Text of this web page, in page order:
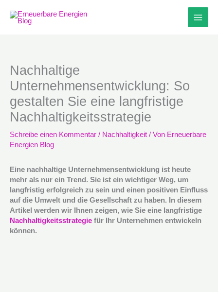
Inhalt
springen
Nachhaltige
Unternehmensentwicklung: So
gestalten Sie eine langfristige
Nachhaltigkeitsstrategie
Schreibe einen Kommentar / Nachhaltigkeit / Von Erneuerbare
Energien Blog
Eine nachhaltige Unternehmensentwicklung ist heute
mehr als nur ein Trend. Sie ist ein wichtiger Weg, um
langfristig erfolgreich zu sein und einen positiven Einfluss
auf die Umwelt und die Gesellschaft zu haben. In diesem
Artikel werden wir Ihnen zeigen, wie Sie eine langfristige
Nachhaltigkeitsstrategie für Ihr Unternehmen entwickeln
können.